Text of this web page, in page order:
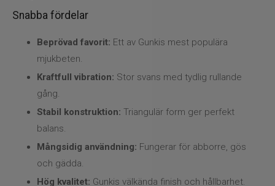
Kläder
Trolling
Varumärken
Snabba fördelar
Beprövad favorit: Ett av Gunkis mest populära
mjukbeten.
Kraftfull vibration: Stor svans med tydlig rullande
gång.
Stabil konstruktion: Triangulär form ger perfekt
balans.
Mångsidig användning: Fungerar för abborre, gös
och gädda.
Hög kvalitet: Gunkis välkända finish och hållbarhet.